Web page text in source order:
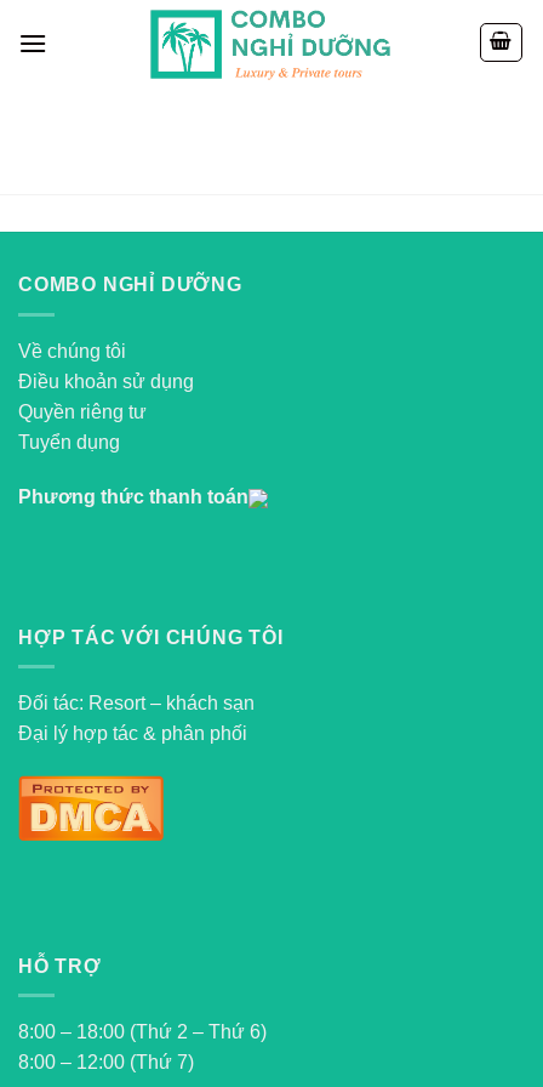
COMBO NGHỈ DƯỠNG
Về chúng tôi
Điều khoản sử dụng
Quyền riêng tư
Tuyển dụng
Phương thức thanh toán
HỢP TÁC VỚI CHÚNG TÔI
Đối tác: Resort – khách sạn
Đại lý hợp tác & phân phối
HỖ TRỢ
8:00 – 18:00 (Thứ 2 – Thứ 6)
8:00 – 12:00 (Thứ 7)